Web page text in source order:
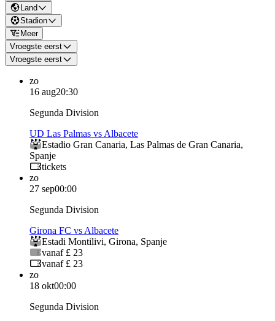
Land
Stadion
Meer
Vroegste eerst
Vroegste eerst
zo
16 aug20:30
Segunda Division
UD Las Palmas vs Albacete
Estadio Gran Canaria, Las Palmas de Gran Canaria,
Spanje
tickets
zo
27 sep00:00
Segunda Division
Girona FC vs Albacete
Estadi Montilivi, Girona, Spanje
vanaf £ 23
vanaf £ 23
zo
18 okt00:00
Segunda Division